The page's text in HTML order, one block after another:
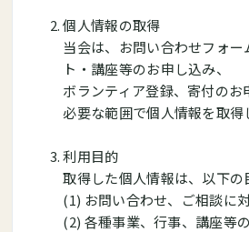
個人情報の取得
当会は、お問い合わせフォ
ト・講座等のお申し込み、
ボランティア登録、寄付のお
必要な範囲で個人情報を取得
利用目的
取得した個人情報は、以下の
(1) お問い合わせ、ご相談に
(2) 各種事業、行事、講座等